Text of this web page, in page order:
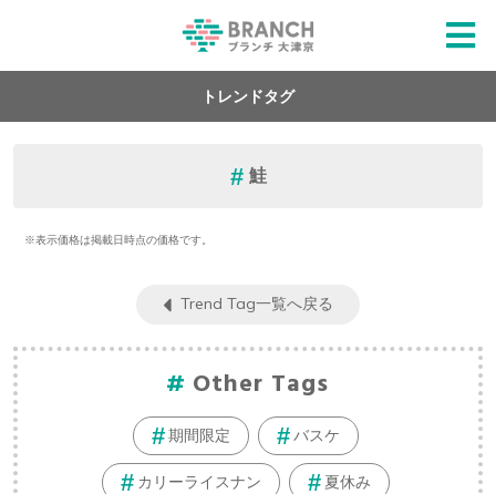
トレンドタグ
鮭
※表示価格は掲載日時点の価格です。
Trend Tag一覧へ戻る
Other Tags
期間限定 バスケ
カリーライスナン 夏休み